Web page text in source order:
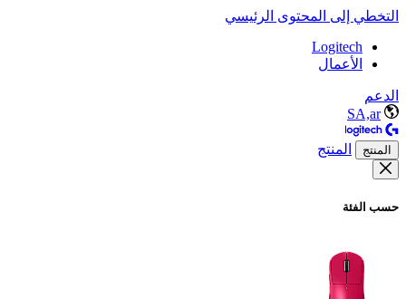
التخطي إلى المحتوى الرئيسي
Logitech
الأعمال
الدعم
SA,ar
المنتج المنتج
حسب الفئة